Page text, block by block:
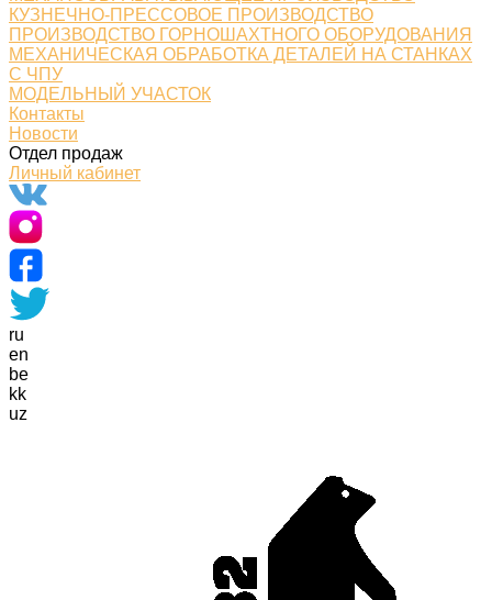
КУЗНЕЧНО-ПРЕССОВОЕ ПРОИЗВОДСТВО
ПРОИЗВОДСТВО ГОРНОШАХТНОГО ОБОРУДОВАНИЯ
МЕХАНИЧЕСКАЯ ОБРАБОТКА ДЕТАЛЕЙ НА СТАНКАХ
С ЧПУ
МОДЕЛЬНЫЙ УЧАСТОК
Контакты
Новости
Отдел продаж
Личный кабинет
ru
en
be
kk
uz